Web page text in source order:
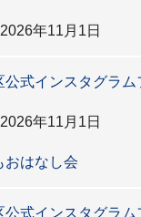
年11月1日
公式インスタグラ
年11月1日
おはなし会
公式インスタグラ